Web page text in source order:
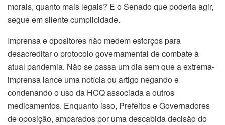
morais, quanto mais legais? E o Senado que poderia agir,
segue em silente cumplicidade.
Imprensa e opositores não medem esforços para
desacreditar o protocolo governamental de combate à
atual pandemia. Não se passa um dia sem que a extrema-
imprensa lance uma notícia ou artigo negando e
condenando o uso da HCQ associada a outros
medicamentos. Enquanto isso, Prefeitos e Governadores
de oposição, amparados por uma descabida decisão do